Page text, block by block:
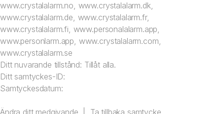
www.crystalalarm.no, www.crystalalarm.dk,
www.crystalalarm.de, www.crystalalarm.fr,
www.crystalalarm.fi, www.personalalarm.app,
www.personlarm.app, www.crystalalarm.com,
www.crystalalarm.se
Ditt nuvarande tillstånd: Tillåt alla.
Ditt samtyckes-ID:
Samtyckesdatum:
Ändra ditt medgivande Ta tillbaka samtycke